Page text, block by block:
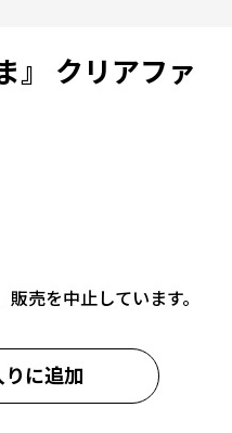
』 クリアファ
売を中止しています。
に追加